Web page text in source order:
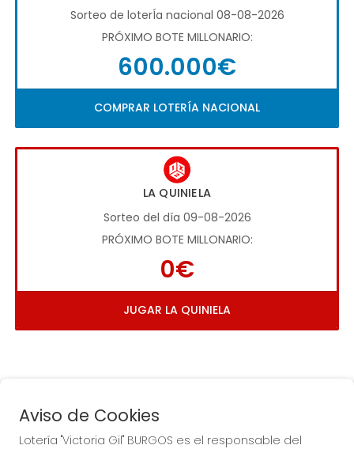
Sorteo de loterÍa nacional 08-08-2026
PRÓXIMO BOTE MILLONARIO:
600.000€
COMPRAR LOTERÍA NACIONAL
LA QUINIELA
Sorteo del día 09-08-2026
PRÓXIMO BOTE MILLONARIO:
0€
JUGAR LA QUINIELA
Aviso de Cookies
Lotería "Victoria Gil" BURGOS es el responsable del